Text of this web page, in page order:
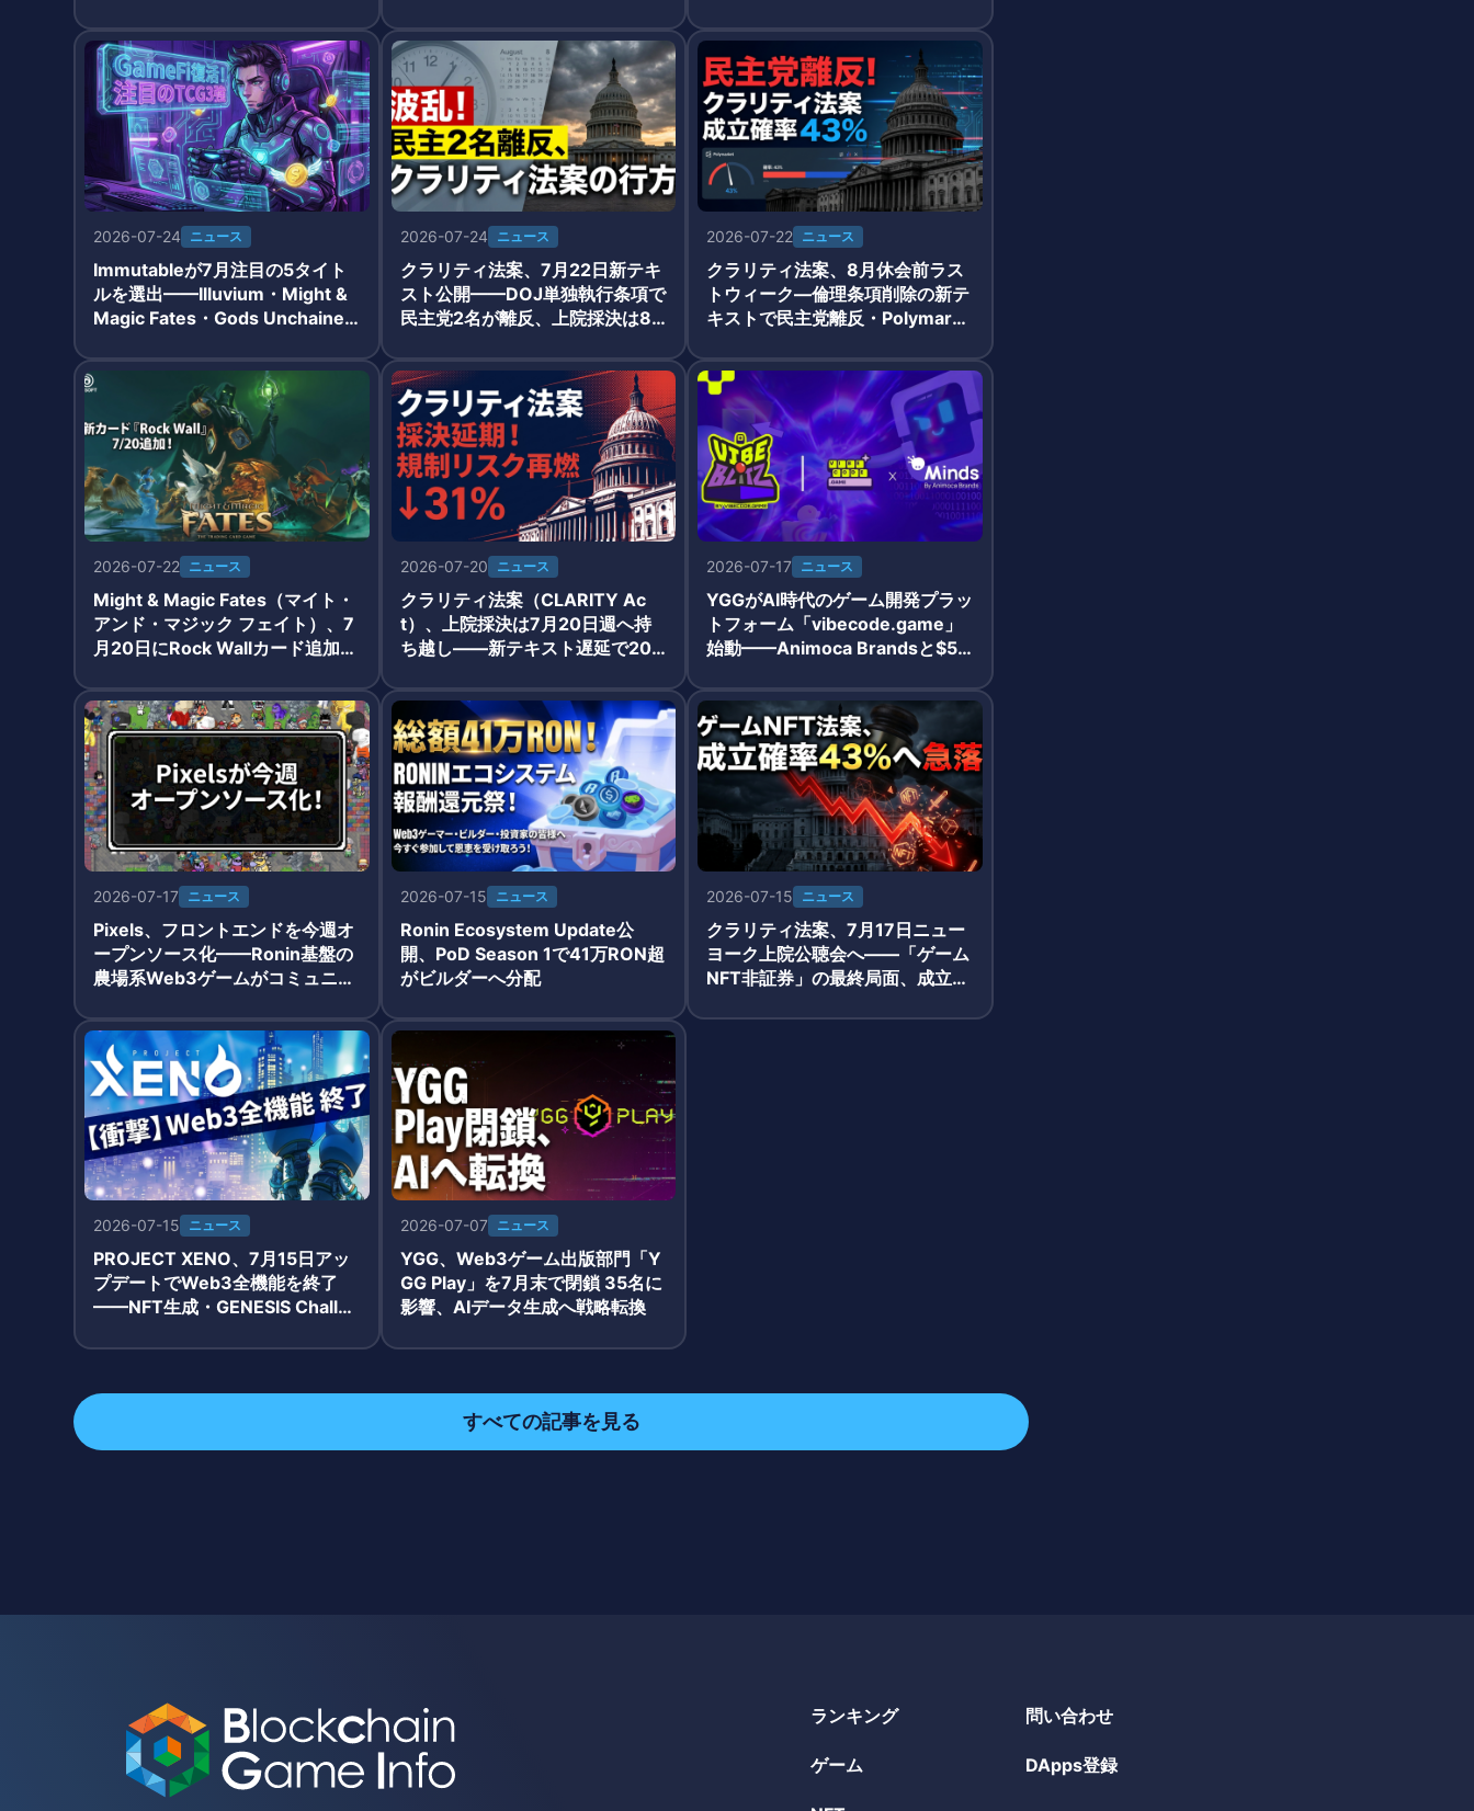
2026-07-24 ニュース
Immutableが7月注目の5タイト
ルを選出——Illuvium・Might &
Magic Fates・Gods Unchained
6年GameFi復活を牽引
2026-07-24 ニュース
クラリティ法案、7月22日新テキ
スト公開——DOJ単独執行条項で
民主党2名が離反、上院採決は8
2026-07-22 ニュース
クラリティ法案、8月休会前ラス
トウィーク—倫理条項削除の新テ
キストで民主党離反・Polymarke
2026-07-22 ニュース
Might & Magic Fates（マイト・
アンド・マジック フェイト）、7
月20日にRock Wallカード追加
3 TCGが月次アップデート継続
2026-07-20 ニュース
クラリティ法案（CLARITY Ac
t）、上院採決は7月20日週へ持
ち越し——新テキスト遅延で202
eFi・DeFiに規制リスク再燃
2026-07-17 ニュース
YGGがAI時代のゲーム開発プラッ
トフォーム「vibecode.game」
始動——Animoca Brandsと$5,
2026-07-17 ニュース
Pixels、フロントエンドを今週オ
ープンソース化——Ronin基盤の
農場系Web3ゲームがコミュニテ
2026-07-15 ニュース
Ronin Ecosystem Update公
開、PoD Season 1で41万RON超
がビルダーへ分配
2026-07-15 ニュース
クラリティ法案、7月17日ニュー
ヨーク上院公聴会へ——「ゲーム
NFT非証券」の最終局面、成立確
2026-07-15 ニュース
PROJECT XENO、7月15日アッ
プデートでWeb3全機能を終了
——NFT生成・GENESIS Challen
の象徴が撤退へ
2026-07-07 ニュース
YGG、Web3ゲーム出版部門「Y
GG Play」を7月末で閉鎖 35名に
影響、AIデータ生成へ戦略転換
すべての記事を見る
ランキング
ゲーム
問い合わせ
DApps登録